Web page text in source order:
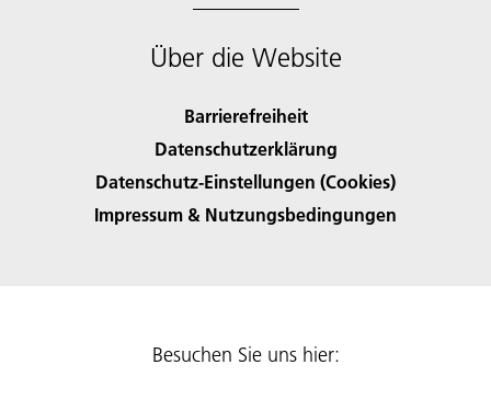
Über die Website
Barrierefreiheit
Datenschutzerklärung
Datenschutz-Einstellungen (Cookies)
Impressum & Nutzungsbedingungen
Besuchen Sie uns hier: